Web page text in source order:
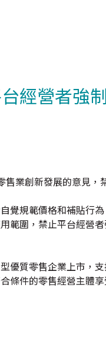
經營者強
售業創新發展的意見
覺規範價格和補貼行
範圍，禁止平台經營
優質零售企業上市，
條件的零售經營主體